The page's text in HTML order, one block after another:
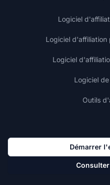
Logiciel
Logiciel d'affiliation
Logiciel
Logiciel
Outils
Démarrer